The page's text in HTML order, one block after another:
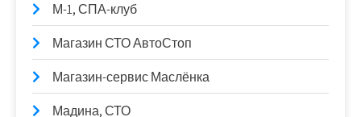
М-1, СПА-клуб
Магазин СТО АвтоСтоп
Магазин-сервис Маслёнка
Мадина, СТО